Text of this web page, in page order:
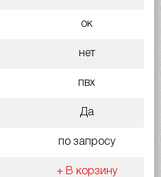
ок
нет
пвх
Да
по запросу
+ В корзину